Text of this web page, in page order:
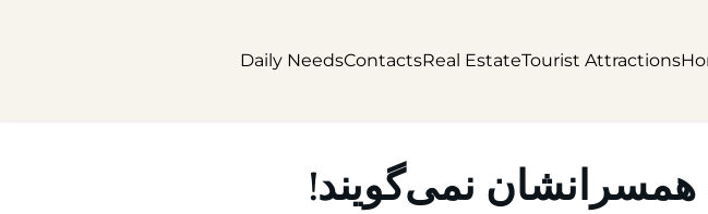
Tourist Attractions
Real Estate
Contacts
Daily Needs
نمی‌گویند!